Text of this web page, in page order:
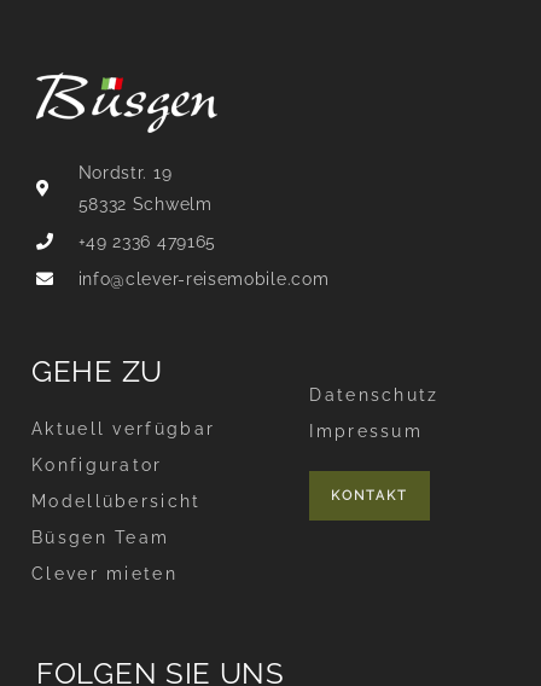
Nordstr. 19
58332 Schwelm
+49 2336 479165
info@clever-reisemobile.com
GEHE ZU
Aktuell verfügbar
Konfigurator
Modellübersicht
Büsgen Team
Clever mieten
Datenschutz
Impressum
KONTAKT
FOLGEN SIE UNS